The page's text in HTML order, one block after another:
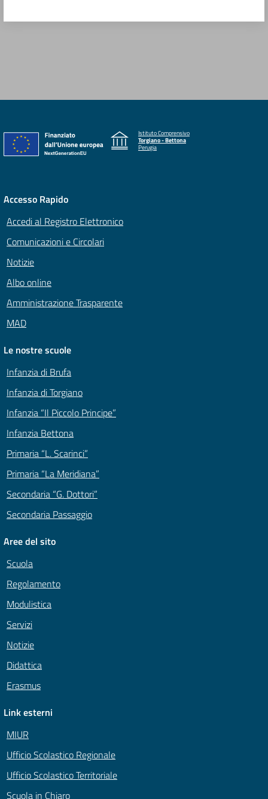
Istituto Comprensivo
Torgiano - Bettona
Perugia
Accesso Rapido
Accedi al Registro Elettronico
Comunicazioni e Circolari
Notizie
Albo online
Amministrazione Trasparente
MAD
Le nostre scuole
Infanzia di Brufa
Infanzia di Torgiano
Infanzia “Il Piccolo Principe”
Infanzia Bettona
Primaria “L. Scarinci”
Primaria “La Meridiana”
Secondaria “G. Dottori”
Secondaria Passaggio
Aree del sito
Scuola
Regolamento
Modulistica
Servizi
Notizie
Didattica
Erasmus
Link esterni
MIUR
Ufficio Scolastico Regionale
Ufficio Scolastico Territoriale
Scuola in Chiaro